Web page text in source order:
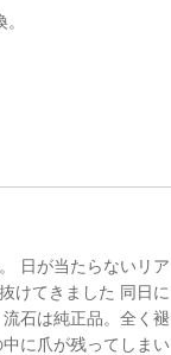
日が当たらないリア
けてきました 同日に
石は純正品。全く褪
に爪が残ってしまい